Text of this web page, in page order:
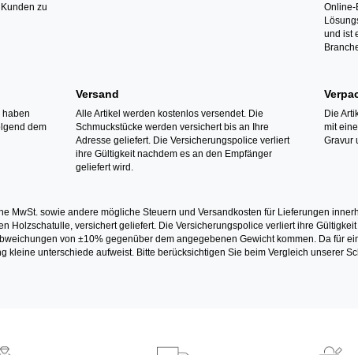
zu
Online-
und ist
haben
dem
Versand
Alle Artikel werden kostenlos versendet. Die
Schmuckstücke werden versichert bis an Ihre
Adresse geliefert. Die Versicherungspolice verliert
ihre Gültigkeit nachdem es an den Empfänger
geliefert wird.
Die
mit
Gravur
MwSt. sowie andere mögliche Steuern und Versandkosten für Lieferungen
Holzschatulle, versichert geliefert. Die Versicherungspolice verliert ihre
von ±10% gegenüber dem angegebenen Gewicht kommen. Da für
kleine unterschiede aufweist. Bitte berücksichtigen Sie beim Vergleich unserer